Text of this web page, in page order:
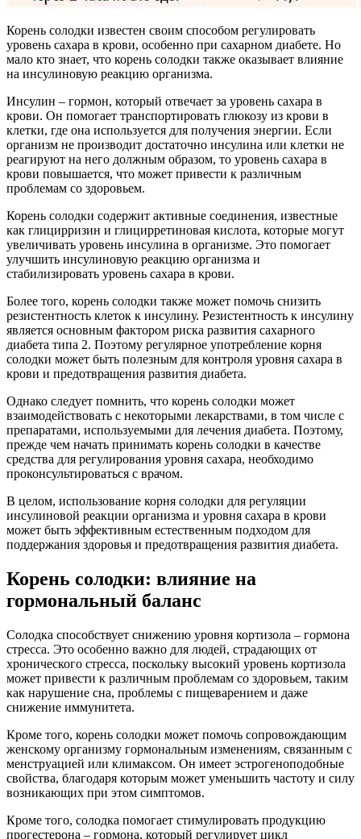
Корень солодки известен своим способом регулировать
уровень сахара в крови, особенно при сахарном диабете. Но
мало кто знает, что корень солодки также оказывает влияние
на инсулиновую реакцию организма.
Инсулин – гормон, который отвечает за уровень сахара в
крови. Он помогает транспортировать глюкозу из крови в
клетки, где она используется для получения энергии. Если
организм не производит достаточно инсулина или клетки не
реагируют на него должным образом, то уровень сахара в
крови повышается, что может привести к различным
проблемам со здоровьем.
Корень солодки содержит активные соединения, известные
как глицирризин и глицирретиновая кислота, которые могут
увеличивать уровень инсулина в организме. Это помогает
улучшить инсулиновую реакцию организма и
стабилизировать уровень сахара в крови.
Более того, корень солодки также может помочь снизить
резистентность клеток к инсулину. Резистентность к инсулину
является основным фактором риска развития сахарного
диабета типа 2. Поэтому регулярное употребление корня
солодки может быть полезным для контроля уровня сахара в
крови и предотвращения развития диабета.
Однако следует помнить, что корень солодки может
взаимодействовать с некоторыми лекарствами, в том числе с
препаратами, используемыми для лечения диабета. Поэтому,
прежде чем начать принимать корень солодки в качестве
средства для регулирования уровня сахара, необходимо
проконсультироваться с врачом.
В целом, использование корня солодки для регуляции
инсулиновой реакции организма и уровня сахара в крови
может быть эффективным естественным подходом для
поддержания здоровья и предотвращения развития диабета.
Корень солодки: влияние на
гормональный баланс
Солодка способствует снижению уровня кортизола – гормона
стресса. Это особенно важно для людей, страдающих от
хронического стресса, поскольку высокий уровень кортизола
может привести к различным проблемам со здоровьем, таким
как нарушение сна, проблемы с пищеварением и даже
снижение иммунитета.
Кроме того, корень солодки может помочь сопровождающим
женскому организму гормональным изменениям, связанным с
менструацией или климаксом. Он имеет эстрогеноподобные
свойства, благодаря которым может уменьшить частоту и силу
возникающих при этом симптомов.
Кроме того, солодка помогает стимулировать продукцию
прогестерона – гормона, который регулирует цикл